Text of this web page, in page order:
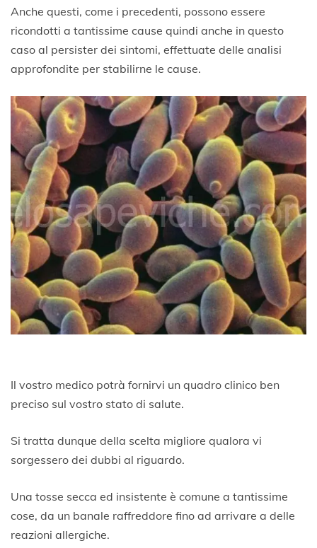
Anche questi, come i precedenti, possono essere
ricondotti a tantissime cause quindi anche in questo
caso al persister dei sintomi, effettuate delle analisi
approfondite per stabilirne le cause.
Il vostro medico potrà fornirvi un quadro clinico ben
preciso sul vostro stato di salute.
Si tratta dunque della scelta migliore qualora vi
sorgessero dei dubbi al riguardo.
Una tosse secca ed insistente è comune a tantissime
cose, da un banale raffreddore fino ad arrivare a delle
reazioni allergiche.